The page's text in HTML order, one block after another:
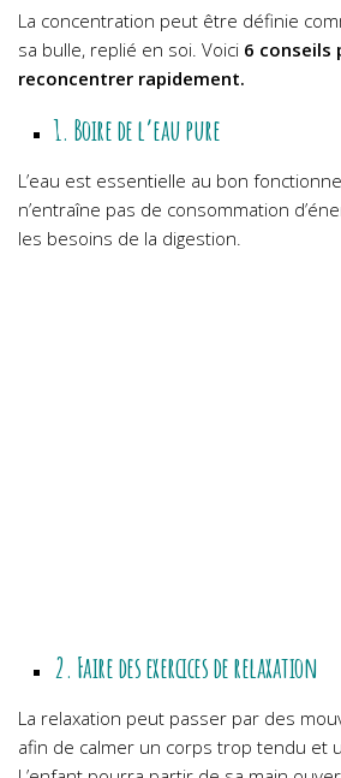
La concentration peut être définie
sa bulle, replié en soi. Voici 6 conseils
reconcentrer rapidement.
1. Boire de l’eau pure
L’eau est essentielle au bon
n’entraîne pas de consommation
les besoins de la digestion.
2. Faire des exercices de relaxation
La relaxation peut passer par des
afin de calmer un corps trop tendu et